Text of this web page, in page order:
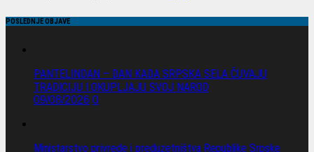
POSLEDNJE OBJAVE
PANTELINDAN – DAN KADA SRPSKA SELA ČUVAJU
TRADICIJU I OKUPLJAJU SVOJ NAROD
09/08/2026 0
Ministarstvo privrede i preduzetništva Republike Srpske